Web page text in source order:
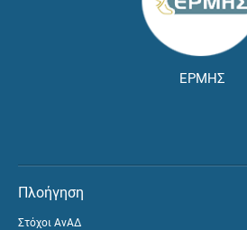
ΕΡΜΗΣ
Πλοήγηση
Στόχοι ΑνΑΔ